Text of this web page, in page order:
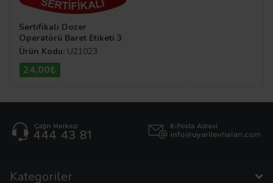
Sertifikalı Dozer
Operatörü Baret Etiketi 3
Cm Çap
Ürün Kodu: U21023
24,00₺
Kategoriler